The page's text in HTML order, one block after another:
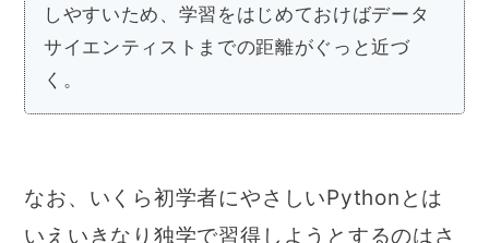
しやすいため、学習をはじめておけばデータ
サイエンティストまでの距離がぐっと近づ
く。
なお、いくら初学者にやさしいPythonとは
いえいきなり独学で習得しようとするのはさ